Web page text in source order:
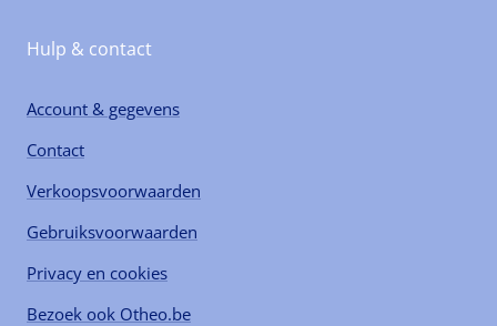
Hulp & contact
Account & gegevens
Contact
Verkoopsvoorwaarden
Gebruiksvoorwaarden
Privacy en cookies
Bezoek ook Otheo.be